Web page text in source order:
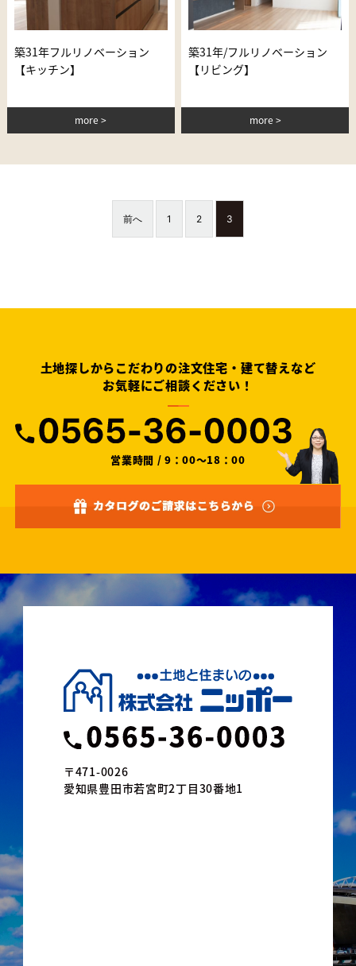
築31年フルリノベーション
【キッチン】
more
築31年/フルリノベーション
【リビング】
more
前へ 1 2 3
土地探しからこだわりの注文住宅・建て替えなど
お気軽にご相談ください！
営業時間 / 9：00～18：00
〒471-0026
愛知県豊田市若宮町2丁目30番地1